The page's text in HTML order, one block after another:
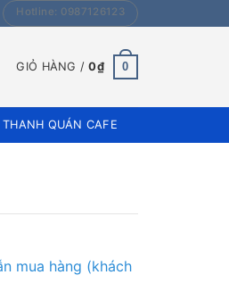
Hotline: 0987126123
GIỎ HÀNG /0₫ 0
QUÁN CAFE
mua hàng (khách